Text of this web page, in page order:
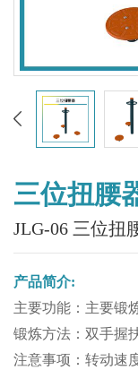
三位扭腰
JLG-06 三位扭
产品简介:
主要功能：主要锻
锻炼方法：双手握
注意事项：转动速